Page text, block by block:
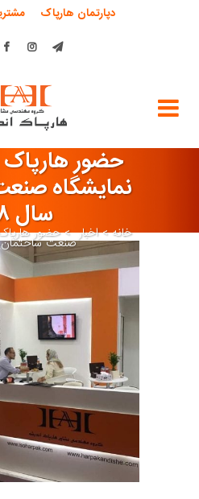
دپارتمان هارپاک
حضور هارپاک
نمایشگاه
سال ۹۸
خانه>اخبار >حضور
صنعت ساختمان